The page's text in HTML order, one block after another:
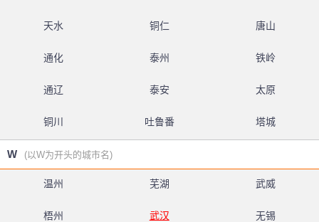
天水 铜仁 唐山
通化 泰州 铁岭
通辽 泰安 太原
铜川 吐鲁番 塔城
W (以W为开头的城市名)
温州 芜湖 武威
梧州 武汉 无锡